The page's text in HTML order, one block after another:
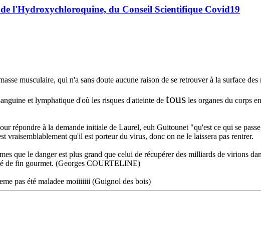
l'Hydroxychloroquine, du Conseil Scientifique Covid19
musculaire, qui n'a sans doute aucune raison de se retrouver à la surface des
et lymphatique d'où les risques d'atteinte de tous les organes du corps
répondre à la demande initiale de Laurel, euh Guitounet "qu'est ce qui se
vraisemblablement qu'il est porteur du virus, donc on ne le laissera pas rentrer.
que le danger est plus grand que celui de récupérer des milliards de virions
de fin gourmet. (Georges COURTELINE)
pas été maladee moiiiiiii (Guignol des bois)